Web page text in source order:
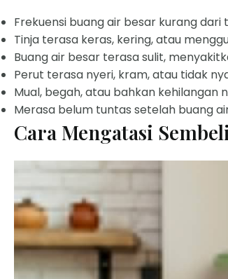
Frekuensi buang air besar kurang dari
Tinja terasa keras, kering, atau
Buang air besar terasa sulit,
Perut terasa nyeri, kram, atau tidak
Mual, begah, atau bahkan kehilangan
Merasa belum tuntas setelah buang
Cara Mengatasi